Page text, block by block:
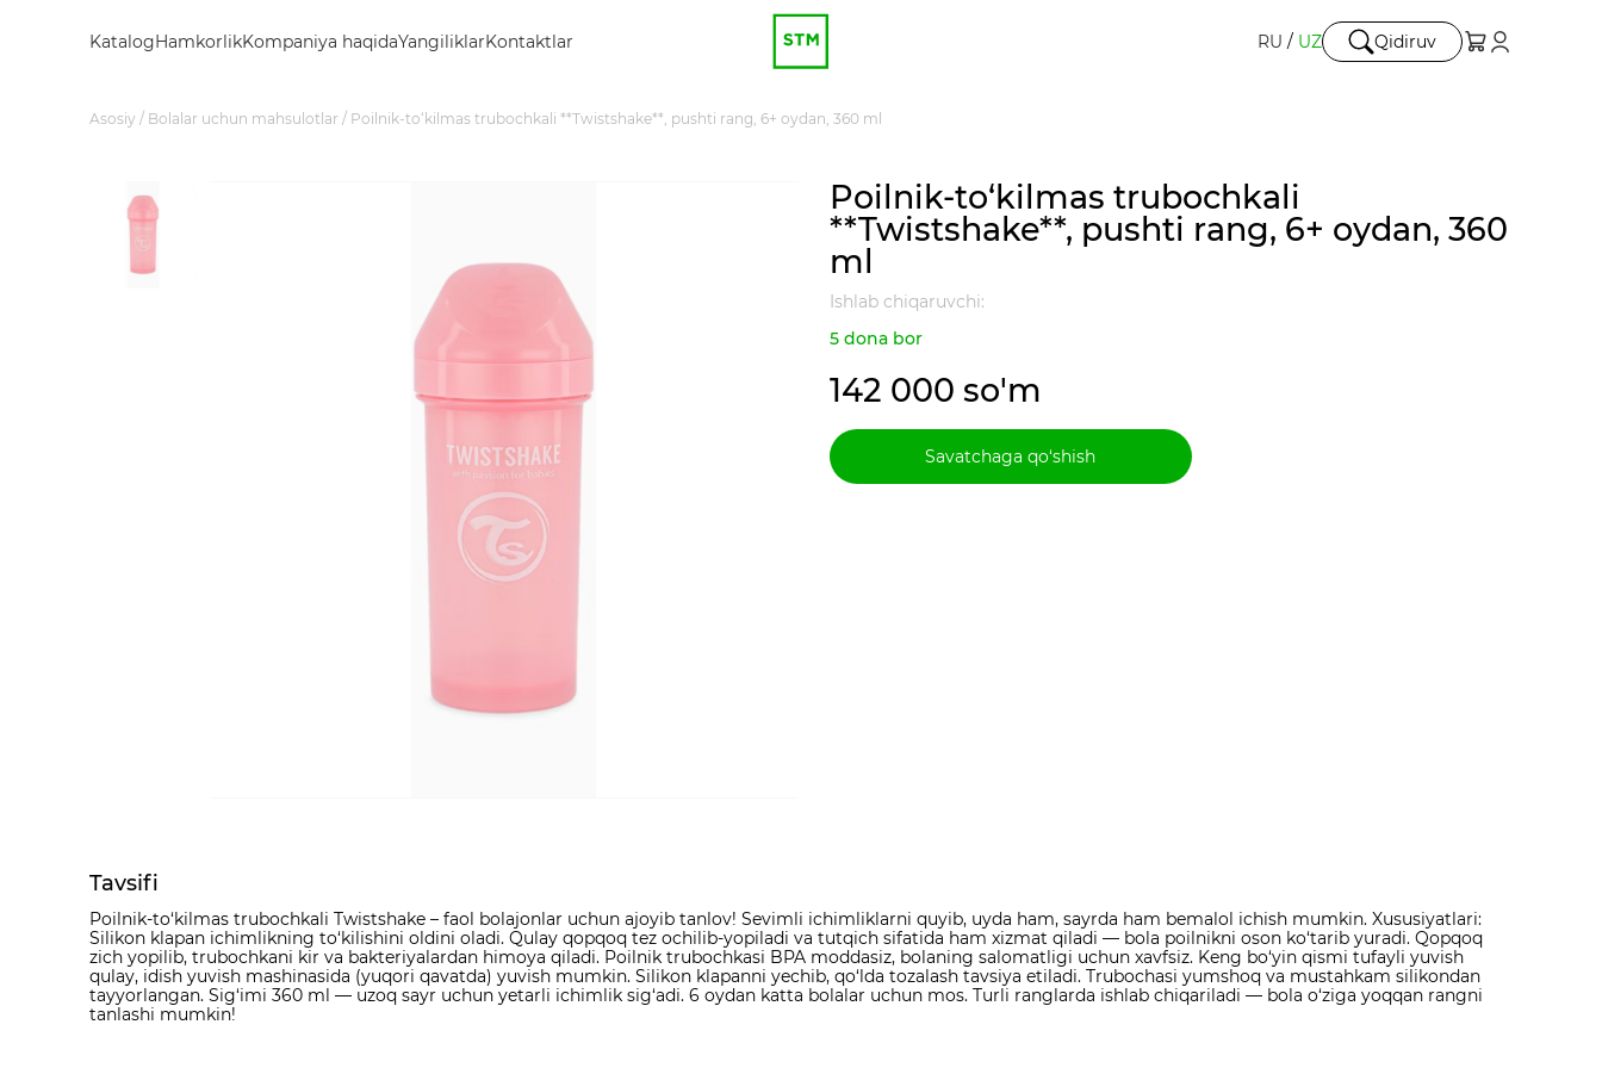
KatalogHamkorlikKompaniya haqidaYangiliklarKontaktlar RU / UZ Qidiruv
Asosiy Bolalar uchun mahsulotlar Poilnik-to‘kilmas trubochkali **Twistshake**, pushti rang, 6+ oydan, 360 ml
Poilnik-to‘kilmas trubochkali
**Twistshake**, pushti rang, 6+ oydan, 360
ml
Ishlab chiqaruvchi:
5 dona bor
142 000 so'm
Savatchaga qo‘shish
Tavsifi
Poilnik-to‘kilmas trubochkali Twistshake – faol bolajonlar uchun ajoyib tanlov! Sevimli ichimliklarni quyib, uyda ham, sayrda ham bemalol ichish mumkin. Xususiyatlari:
Silikon klapan ichimlikning to‘kilishini oldini oladi. Qulay qopqoq tez ochilib-yopiladi va tutqich sifatida ham xizmat qiladi — bola poilnikni oson ko‘tarib yuradi. Qopqoq
zich yopilib, trubochkani kir va bakteriyalardan himoya qiladi. Poilnik trubochkasi BPA moddasiz, bolaning salomatligi uchun xavfsiz. Keng bo‘yin qismi tufayli yuvish
qulay, idish yuvish mashinasida (yuqori qavatda) yuvish mumkin. Silikon klapanni yechib, qo‘lda tozalash tavsiya etiladi. Trubochasi yumshoq va mustahkam silikondan
tayyorlangan. Sig‘imi 360 ml — uzoq sayr uchun yetarli ichimlik sig‘adi. 6 oydan katta bolalar uchun mos. Turli ranglarda ishlab chiqariladi — bola o‘ziga yoqqan rangni
tanlashi mumkin!